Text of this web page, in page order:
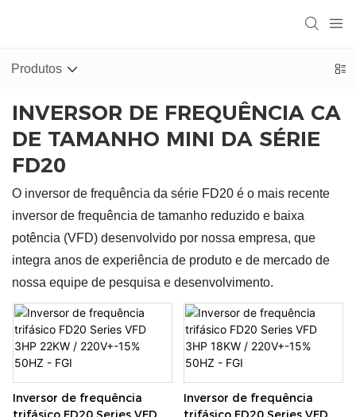
Produtos
INVERSOR DE FREQUÊNCIA CA
DE TAMANHO MINI DA SÉRIE
FD20
O inversor de frequência da série FD20 é o mais recente
inversor de frequência de tamanho reduzido e baixa
potência (VFD) desenvolvido por nossa empresa, que
integra anos de experiência de produto e de mercado de
nossa equipe de pesquisa e desenvolvimento.
Inversor de frequência
Inversor de frequência